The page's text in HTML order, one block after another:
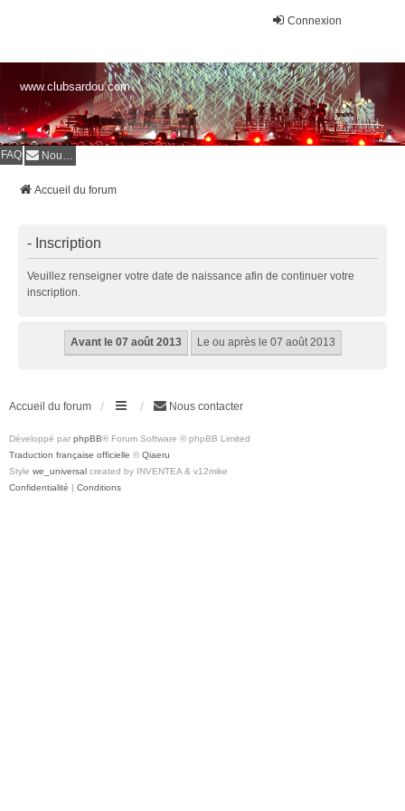
Connexion
www.clubsardou.com
FAQ Nous contacter
Accueil du forum
- Inscription
Veuillez renseigner votre date de naissance afin de continuer votre
inscription.
Accueil du forum Nous contacter
Développé par phpBB® Forum Software © phpBB Limited
Traduction française officielle © Qiaeru
Style we_universal created by INVENTEA & v12mike
Confidentialité | Conditions